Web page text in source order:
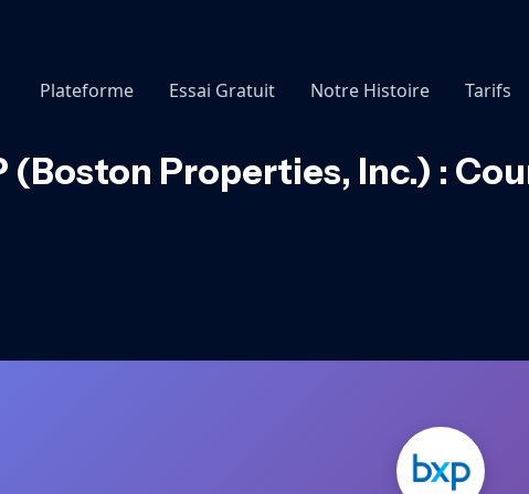
Plateforme
Essai Gratuit Notre Histoire Tarifs
(Boston Properties, Inc.) :